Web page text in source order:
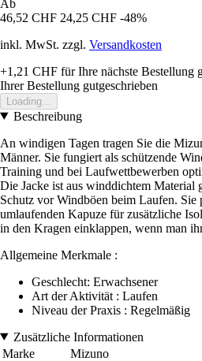
Ab
46,52 CHF 24,25 CHF -48%
inkl. MwSt. zzgl. Versandkosten
+1,21 CHF für Ihre nächste Bestellung
Ihrer Bestellung gutgeschrieben
Loading...
Beschreibung
An windigen Tagen tragen Sie die
Männer. Sie fungiert als schützende
Training und bei Laufwettbewerben
Die Jacke ist aus winddichtem Material
Schutz vor Windböen beim Laufen. Sie
umlaufenden Kapuze für zusätzliche
in den Kragen einklappen, wenn man
Allgemeine Merkmale :
Geschlecht: Erwachsener
Art der Aktivität : Laufen
Niveau der Praxis : Regelmäßig
Zusätzliche Informationen
Marke
Mizuno